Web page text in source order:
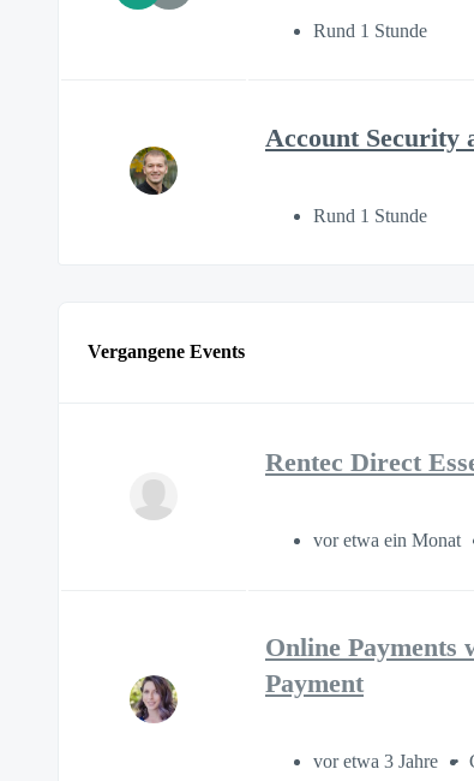
Rund 1 Stunde
Account Security
Rund 1 Stunde
Vergangene Events
Rentec Direct
vor etwa ein Monat
Online Payments
Payment
vor etwa 3 Jahre